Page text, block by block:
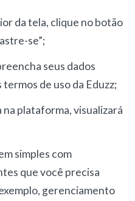
da tela, clique no botão
se”;
seus dados
de uso da Eduzz;
plataforma, visualizará
simples com
que você precisa
gerenciamento